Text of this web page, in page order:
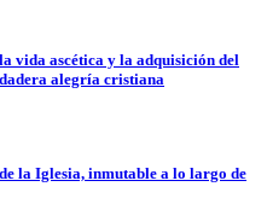
vida ascética y la adquisición del
alegría cristiana
la Iglesia, inmutable a lo largo de